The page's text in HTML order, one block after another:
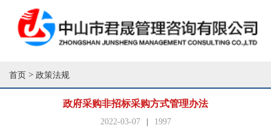
首页 > 政策法规
政府采购非招标采购方式管理办法
2022-03-07 1997